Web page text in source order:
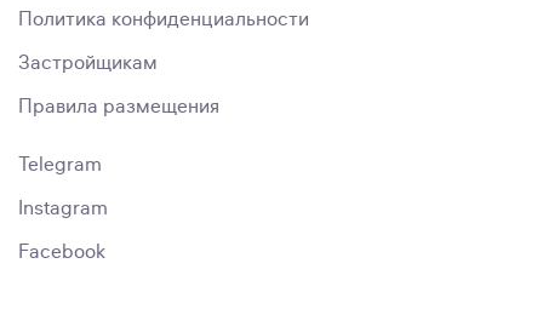
Политика конфиденциальности
Застройщикам
Правила размещения
Telegram
Instagram
Facebook